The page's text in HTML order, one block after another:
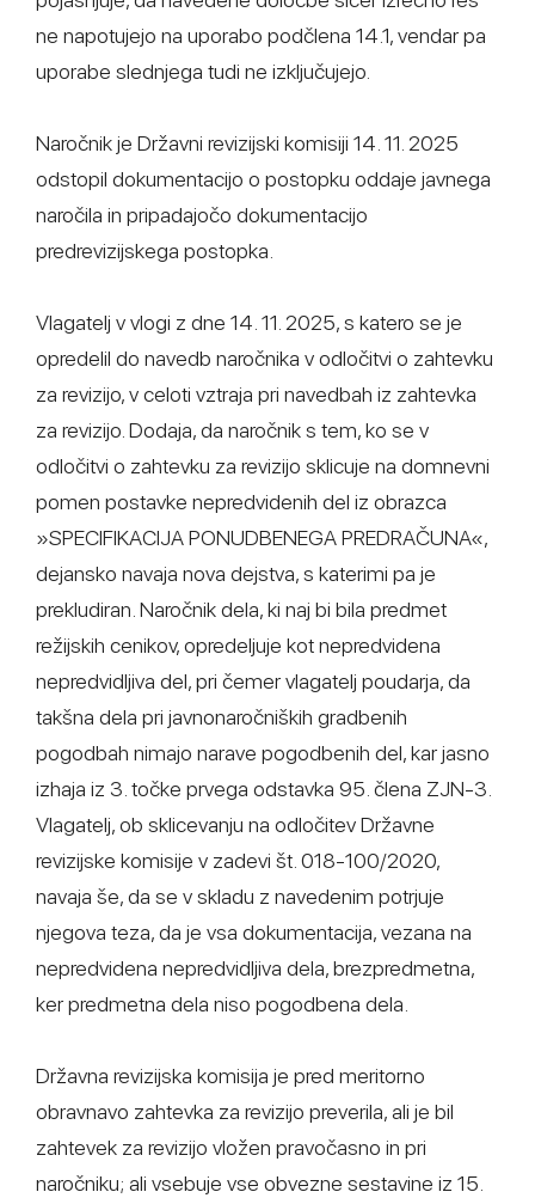
ne napotujejo na uporabo podčlena 14.1, vendar pa
uporabe slednjega tudi ne izključujejo.
Naročnik je Državni revizijski komisiji 14. 11. 2025
odstopil dokumentacijo o postopku oddaje javnega
naročila in pripadajočo dokumentacijo
predrevizijskega postopka.
Vlagatelj v vlogi z dne 14. 11. 2025, s katero se je
opredelil do navedb naročnika v odločitvi o zahtevku
za revizijo, v celoti vztraja pri navedbah iz zahtevka
za revizijo. Dodaja, da naročnik s tem, ko se v
odločitvi o zahtevku za revizijo sklicuje na domnevni
pomen postavke nepredvidenih del iz obrazca
»SPECIFIKACIJA PONUDBENEGA PREDRAČUNA«,
dejansko navaja nova dejstva, s katerimi pa je
prekludiran. Naročnik dela, ki naj bi bila predmet
režijskih cenikov, opredeljuje kot nepredvidena
nepredvidljiva del, pri čemer vlagatelj poudarja, da
takšna dela pri javnonaročniških gradbenih
pogodbah nimajo narave pogodbenih del, kar jasno
izhaja iz 3. točke prvega odstavka 95. člena ZJN-3.
Vlagatelj, ob sklicevanju na odločitev Državne
revizijske komisije v zadevi št. 018-100/2020,
navaja še, da se v skladu z navedenim potrjuje
njegova teza, da je vsa dokumentacija, vezana na
nepredvidena nepredvidljiva dela, brezpredmetna,
ker predmetna dela niso pogodbena dela.
Državna revizijska komisija je pred meritorno
obravnavo zahtevka za revizijo preverila, ali je bil
zahtevek za revizijo vložen pravočasno in pri
naročniku; ali vsebuje vse obvezne sestavine iz 15.